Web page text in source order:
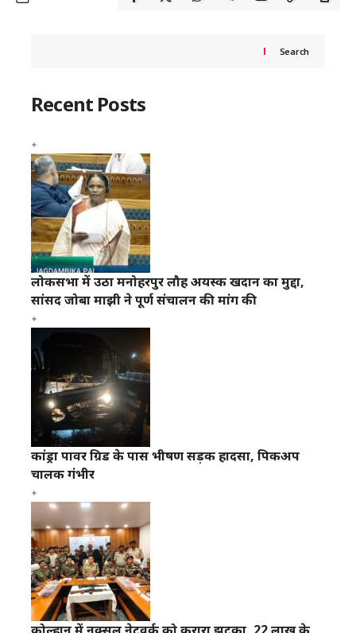
Search
Recent Posts
लोकसभा में उठा मनोहरपुर लौह अयस्क खदान का मुद्दा,
सांसद जोबा माझी ने पूर्ण संचालन की मांग की
कांड्रा पावर ग्रिड के पास भीषण सड़क हादसा, पिकअप
चालक गंभीर